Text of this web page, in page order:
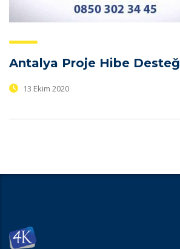
Antalya Proje Hibe
13 Ekim 2020